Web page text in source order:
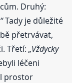
Druhý:
Tady je důležité
přetrvávat,
Třetí:„Vždycky
léčeni
prostor